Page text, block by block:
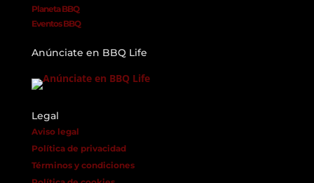
Planeta BBQ
Eventos BBQ
Anúnciate en BBQ Life
Legal
Aviso legal
Política de privacidad
Términos y condiciones